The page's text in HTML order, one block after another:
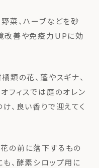
菜、ハーブなどを砂
改善や免疫力UPに効
類の花、蓬やスギナ、
フィスでは庭のオレン
、良い香りで迎えてく
の前に落下するもの
、酵素シロップ用に